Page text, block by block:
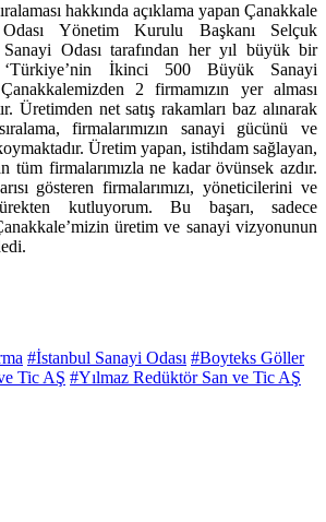
hakkında açıklama yapan Çanakkale
Yönetim Kurulu Başkanı Selçuk
Odası tarafından her yıl büyük bir
‘Türkiye’nin İkinci 500 Büyük Sanayi
2 firmamızın yer alması
Üretimden net satış rakamları baz alınarak
firmalarımızın sanayi gücünü ve
Üretim yapan, istihdam sağlayan,
tüm firmalarımızla ne kadar övünsek azdır.
gösteren firmalarımızı, yöneticilerini ve
kutluyorum. Bu başarı, sadece
üretim ve sanayi vizyonunun
#İstanbul Sanayi Odası #Boyteks Göller
Tic AŞ #Yılmaz Redüktör San ve Tic AŞ